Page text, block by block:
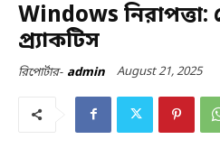
Windows
প্র্যাকটিস
রিপোর্টার- admin August 21, 2025